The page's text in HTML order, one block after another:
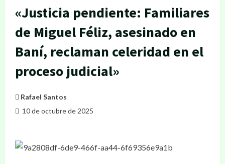
«Justicia pendiente: Familiares
de Miguel Féliz, asesinado en
Baní, reclaman celeridad en el
proceso judicial»
Rafael Santos
10 de octubre de 2025